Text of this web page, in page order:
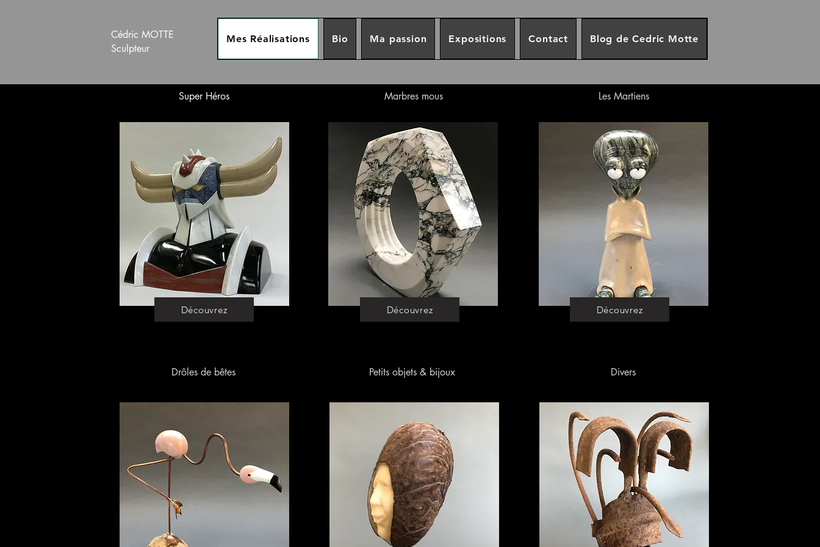
Mes Réalisations Bio Ma passion Expositions Contact Blog de Cedric Motte
Cédric MOTTE
Sculpteur
Super Héros
Découvrez
Marbres mous
Découvrez
Les Martiens
Découvrez
Drôles de bêtes Petits objets & bijoux Divers